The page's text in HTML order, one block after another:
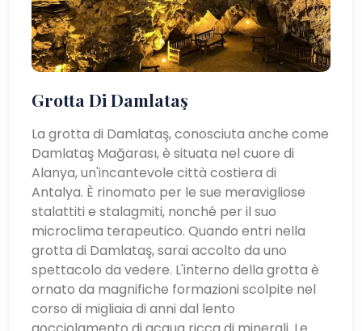
Grotta Di Damlataş
La grotta di Damlataş, conosciuta anche come
Damlataş Mağarası, è situata nel cuore di
Alanya, un'incantevole città costiera di
Antalya. È rinomato per le sue meravigliose
stalattiti e stalagmiti, nonché per il suo
microclima terapeutico. Quando entri nella
grotta di Damlataş, sarai accolto da uno
spettacolo da vedere. L'interno della grotta è
ornato da magnifiche formazioni scolpite nel
corso di migliaia di anni dal lento